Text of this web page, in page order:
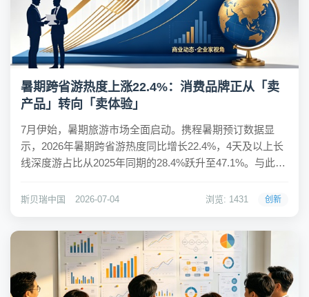
暑期跨省游热度上涨22.4%：消费品牌正从「卖
产品」转向「卖体验」
7月伊始，暑期旅游市场全面启动。携程暑期预订数据显
示，2026年暑期跨省游热度同比增长22.4%，4天及以上长
线深度游占比从2025年同期的28.4%跃升至47.1%。与此同
气调查报告》显示，研学旅游景气指数达126.9，亲子家庭
斯贝瑞中国 2026-07-04 浏览: 1431 创新